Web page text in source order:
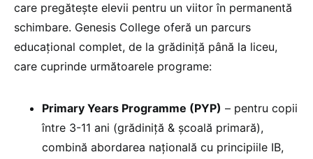
care pregătește elevii pentru un viitor în permanentă
schimbare. Genesis College oferă un parcurs
educațional complet, de la grădiniță până la liceu,
care cuprinde următoarele programe:
Primary Years Programme (PYP) – pentru copii
între 3-11 ani (grădiniță & școală primară),
combină abordarea națională cu principiile IB,